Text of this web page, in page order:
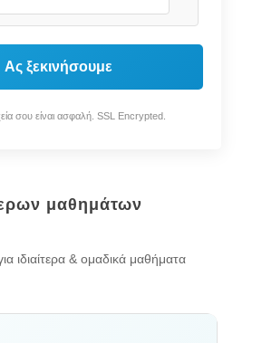
Ας ξεκινήσουμε
σου είναι ασφαλή. SSL Encrypted.
μαθημάτων
ιδιαίτερα & ομαδικά μαθήματα